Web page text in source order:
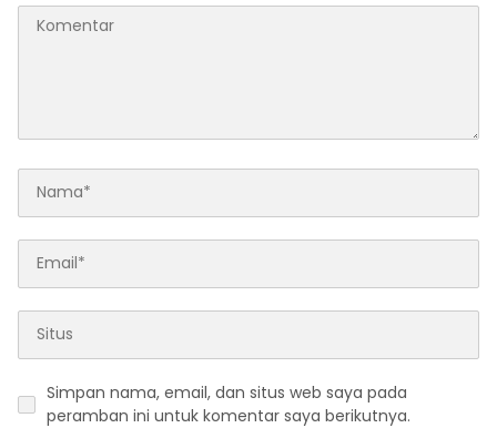
Simpan nama, email, dan situs web saya pada
peramban ini untuk komentar saya berikutnya.